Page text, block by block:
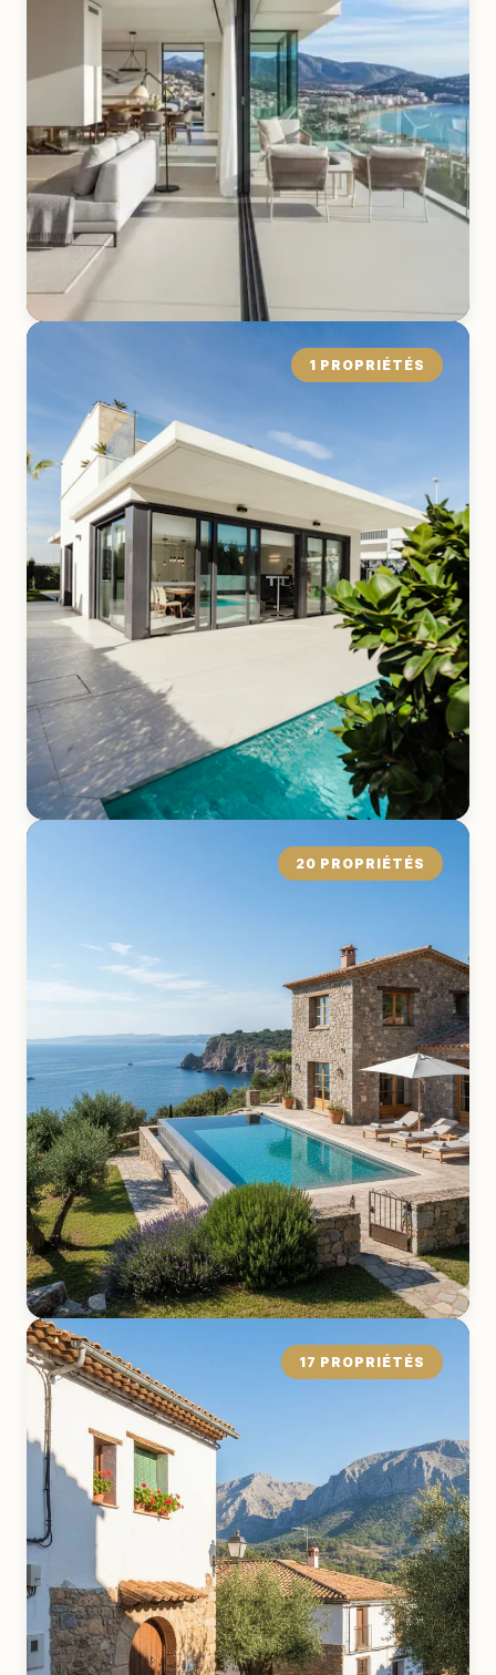
EXPLORER LA COLLECTION
Attique
EXPLORER LA COLLECTION
1 PROPRIÉTÉS
Bungalow
EXPLORER LA COLLECTION
20 PROPRIÉTÉS
Maison de
Campagne
EXPLORER LA COLLECTION
17 PROPRIÉTÉS